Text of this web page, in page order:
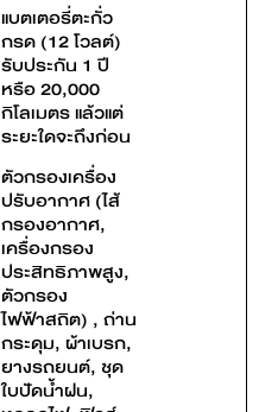
แบตเตอรี่ตะกั่ว
กรด (12 โวลต์)
รับประกัน 1 ปี
หรือ 20,000
กิโลเมตร แล้วแต่
ระยะใดจะถึงก่อน
ตัวกรองเครื่อง
ปรับอากาศ (ไส้
กรองอากาศ,
เครื่องกรอง
ประสิทธิภาพสูง,
ตัวกรอง
ไฟฟ้าสถิต) , ถ่าน
กระดุม, ผ้าเบรก,
ยางรถยนต์, ชุด
ใบปัดน้ำฝน,